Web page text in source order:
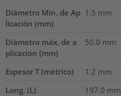
Diámetro Min. de Ap
licación (mm)
1.5 mm
Diámetro máx. de a
plicación (mm)
50.0 mm
Espesor T (métrico) 1.2 mm
Long. (L)
197.0 mm